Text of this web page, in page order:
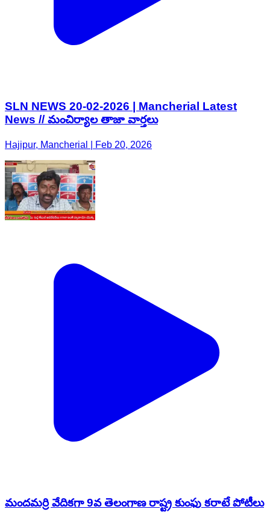
SLN NEWS 20-02-2026 | Mancherial Latest
News // మంచిర్యాల తాజా వార్తలు
Hajipur, Mancherial | Feb 20, 2026
మందమర్రి వేదికగా 9వ తెలంగాణ రాష్ట్ర కుంఫు కరాటే పోటీలు